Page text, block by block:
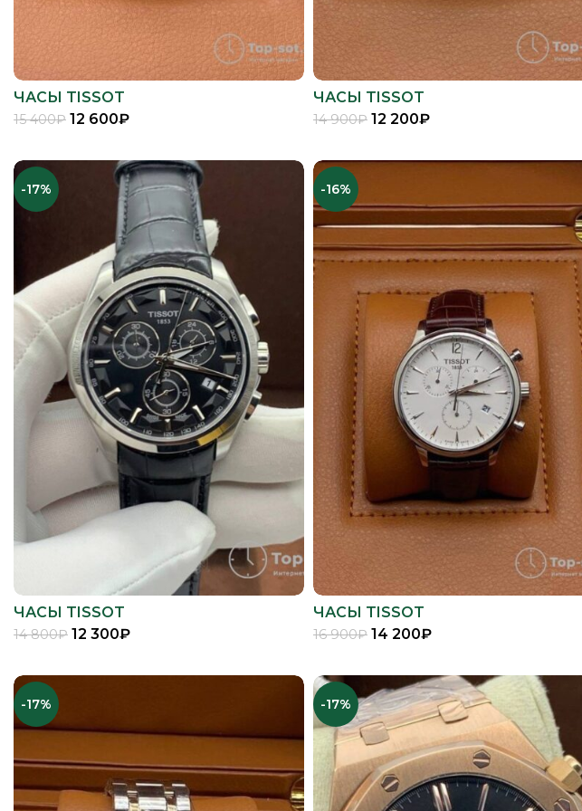
ЧАСЫ TISSOT
15 400₽ 12 600₽
ЧАСЫ TISSOT
14 900₽ 12 200₽
-17%
ЧАСЫ TISSOT
14 800₽ 12 300₽
-16%
ЧАСЫ TISSOT
16 900₽ 14 200₽
-17% -17%